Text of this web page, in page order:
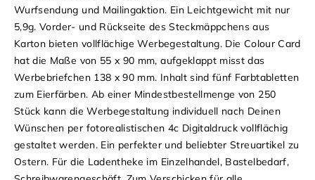
Wurfsendung und Mailingaktion. Ein Leichtgewicht mit nur
5,9g. Vorder- und Rückseite des Steckmäppchens aus
Karton bieten vollflächige Werbegestaltung. Die Colour Card
hat die Maße von 55 x 90 mm, aufgeklappt misst das
Werbebriefchen 138 x 90 mm. Inhalt sind fünf Farbtabletten
zum Eierfärben. Ab einer Mindestbestellmenge von 250
Stück kann die Werbegestaltung individuell nach Deinen
Wünschen per fotorealistischen 4c Digitaldruck vollflächig
gestaltet werden. Ein perfekter und beliebter Streuartikel zu
Ostern. Für die Ladentheke im Einzelhandel, Bastelbedarf,